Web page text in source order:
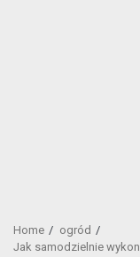
Home
ogród
Jak samodzielnie